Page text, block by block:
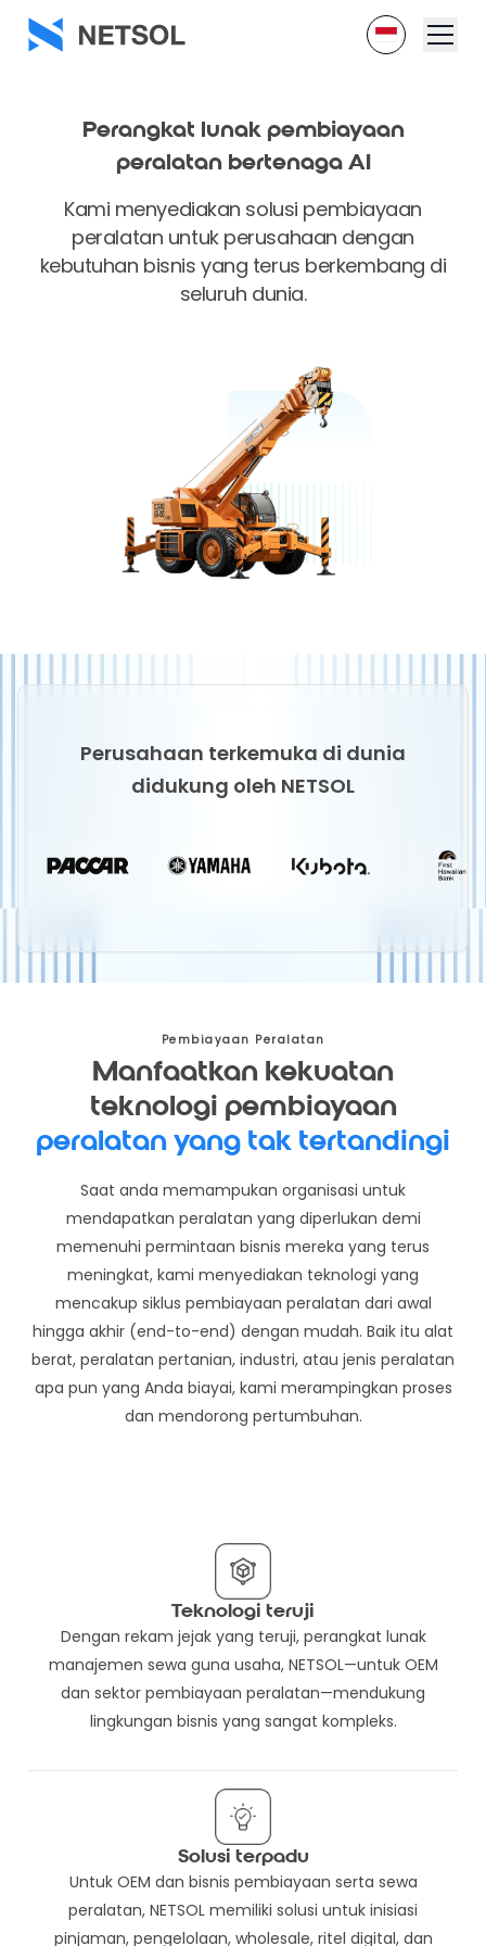
Perangkat lunakpembiayaan
peralatan bertenaga AI
Kami menyediakan solusi pembiayaan
peralatan untuk perusahaan dengan
kebutuhan bisnis yang terus berkembang di
seluruh dunia.
Perusahaan terkemuka di dunia
didukung oleh NETSOL
Pembiayaan Peralatan
Manfaatkan kekuatan
teknologi pembiayaan
peralatan yang tak tertandingi
Saat anda memampukan organisasi untuk
mendapatkan peralatan yang diperlukan demi
memenuhi permintaan bisnis mereka yang terus
meningkat, kami menyediakan teknologi yang
mencakup siklus pembiayaan peralatan dari awal
hingga akhir (end-to-end) dengan mudah. Baik itu alat
berat, peralatan pertanian, industri, atau jenis peralatan
apa pun yang Anda biayai, kami merampingkan proses
dan mendorong pertumbuhan.
Teknologi teruji
Dengan rekam jejak yang teruji, perangkat lunak
manajemen sewa guna usaha, NETSOL—untuk OEM
dan sektor pembiayaan peralatan—mendukung
lingkungan bisnis yang sangat kompleks.
Solusi terpadu
Untuk OEM dan bisnis pembiayaan serta sewa
peralatan, NETSOL memiliki solusi untuk inisiasi
pinjaman, pengelolaan, wholesale, ritel digital, dan